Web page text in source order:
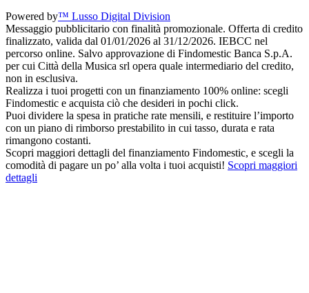
Powered by™ Lusso Digital Division
Messaggio pubblicitario con finalità promozionale. Offerta di credito
finalizzato, valida dal 01/01/2026 al 31/12/2026. IEBCC nel
percorso online. Salvo approvazione di Findomestic Banca S.p.A.
per cui Città della Musica srl opera quale intermediario del credito,
non in esclusiva.
Realizza i tuoi progetti con un finanziamento 100% online: scegli
Findomestic e acquista ciò che desideri in pochi click.
Puoi dividere la spesa in pratiche rate mensili, e restituire l’importo
con un piano di rimborso prestabilito in cui tasso, durata e rata
rimangono costanti.
Scopri maggiori dettagli del finanziamento Findomestic, e scegli la
comodità di pagare un po’ alla volta i tuoi acquisti! Scopri maggiori
dettagli